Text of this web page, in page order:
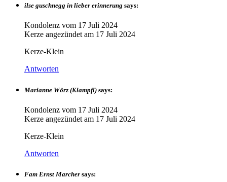
ilse guschnegg in lieber erinnerung says:
Kondolenz vom 17 Juli 2024
Kerze angezündet am 17 Juli 2024
Kerze-Klein
Antworten
Marianne Wörz (Klampfl) says:
Kondolenz vom 17 Juli 2024
Kerze angezündet am 17 Juli 2024
Kerze-Klein
Antworten
Fam Ernst Marcher says: